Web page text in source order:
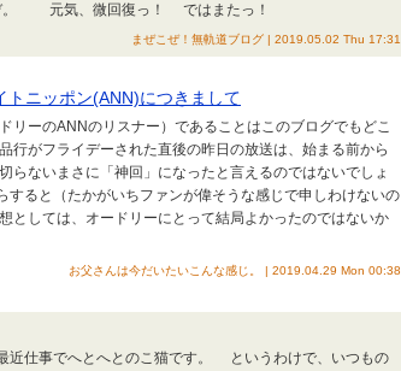
。 元気、微回復っ！ ではまたっ！
まぜこぜ！無軌道ブログ | 2019.05.02 Thu 17:31
ニッポン(ANN)につきまして
リーのANNのリスナー）であることはこのブログでもどこ
行がフライデーされた直後の昨日の放送は、始まる前から
らないまさに「神回」になったと言えるのではないでしょ
ると（たかがいちファンが偉そうな感じで申しわけないの
としては、オードリーにとって結局よかったのではないか
お父さんは今だいたいこんな感じ。 | 2019.04.29 Mon 00:38
仕事でへとへとのこ猫です。 というわけで、いつもの